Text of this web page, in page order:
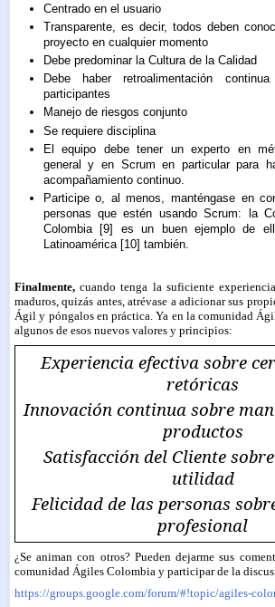
Centrado en el usuario
Transparente, es decir, todos deben
proyecto en cualquier momento
Debe predominar la Cultura de la Calidad
Debe haber retroalimentación
participantes
Manejo de riesgos conjunto
Se requiere disciplina
El equipo debe tener un experto en
general y en Scrum en particular para
acompañamiento continuo.
Participe o, al menos, manténgase en
personas que estén usando Scrum: la
Colombia [9] es un buen ejemplo de
Latinoamérica [10] también.
Finalmente,cuando tenga la suficiente
maduros, quizás antes, atrévase a adicionar sus
Ágil y póngalos en práctica. Ya en la comunidad
algunos de esos nuevos valores y principios:
Experiencia efectiva sobre
retóricas
Innovación continua sobre
productos
Satisfacción del Cliente
utilidad
Felicidad de las personas
profesional
¿Se animan con otros? Pueden dejarme sus
comunidad Ágiles Colombia y participar de la
https://groups.google.com/forum/#!topic/agiles-